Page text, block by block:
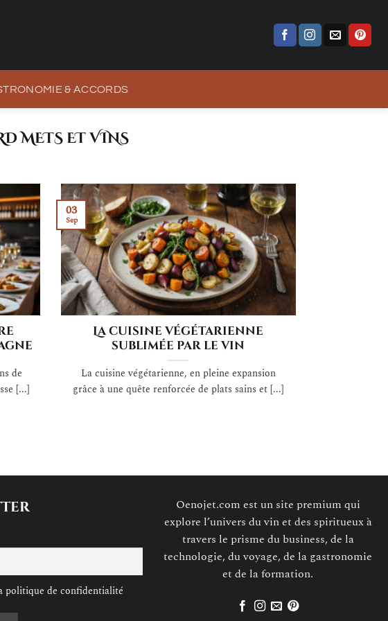
& ACCORDS
METS ET VINS
de
[...]
La cuisine végétarienne
sublimée par le vin
La cuisine végétarienne, en pleine expansion
grâce à une quête renforcée de plats sains et [...]
03
Sep
politique de confidentialité
Oenojet.com est un site premium qui
explore l’univers du vin et des spiritueux à
travers le prisme du business, de la
technologie, du voyage, de la gastronomie
et de la formation.